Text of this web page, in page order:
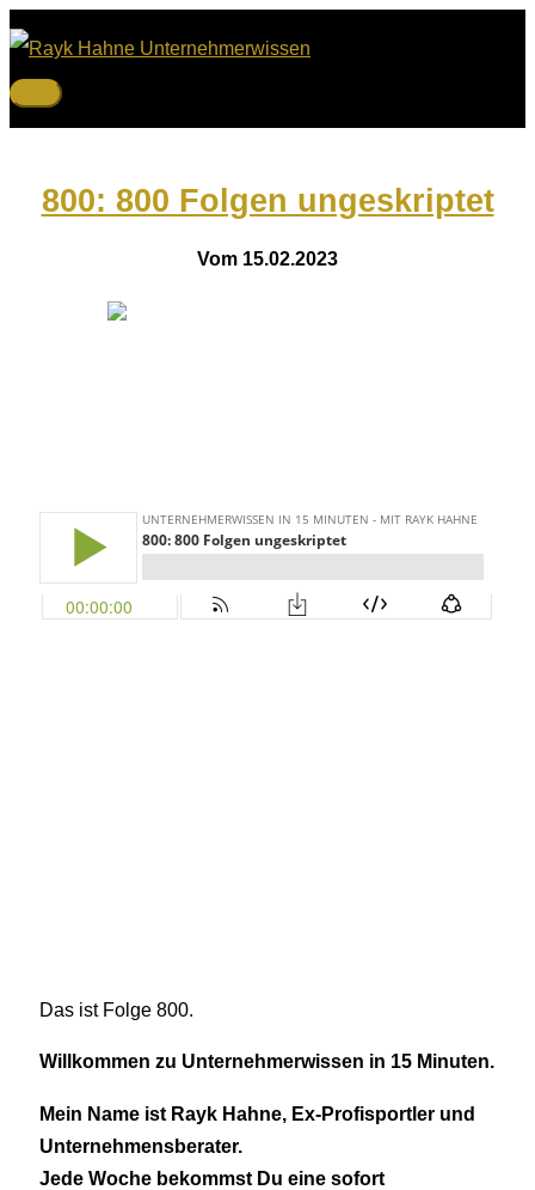
Zum
Inhalt
springen
Hauptmenü
800: 800 Folgen ungeskriptet
Vom 15.02.2023
Das ist Folge 800.
Willkommen zu Unternehmerwissen in 15 Minuten.
Mein Name ist Rayk Hahne, Ex-Profisportler und
Unternehmensberater.
Jede Woche bekommst Du eine sofort